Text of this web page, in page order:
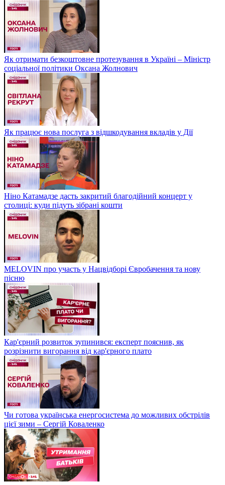
Як отримати безкоштовне протезування в Україні – Міністр
соціальної політики Оксана Жолнович
Як працює нова послуга з відшкодування вкладів у Дії
Ніно Катамадзе дасть закритий благодійний концерт у
столиці: куди підуть зібрані кошти
MELOVIN про участь у Нацвідборі Євробачення та нову
пісню
Кар'єрний розвиток зупинився: експерт пояснив, як
розрізнити вигорання від кар'єрного плато
Чи готова українська енергосистема до можливих обстрілів
цієї зими – Сергій Коваленко